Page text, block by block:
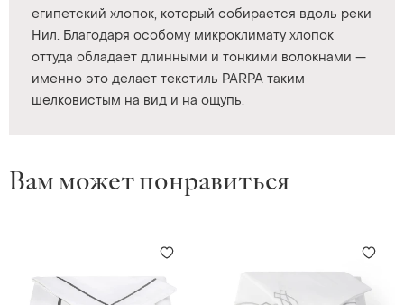
египетский хлопок, который собирается вдоль реки
Нил. Благодаря особому микроклимату хлопок
оттуда обладает длинными и тонкими волокнами —
именно это делает текстиль PARPA таким
шелковистым на вид и на ощупь.
Вам может понравиться